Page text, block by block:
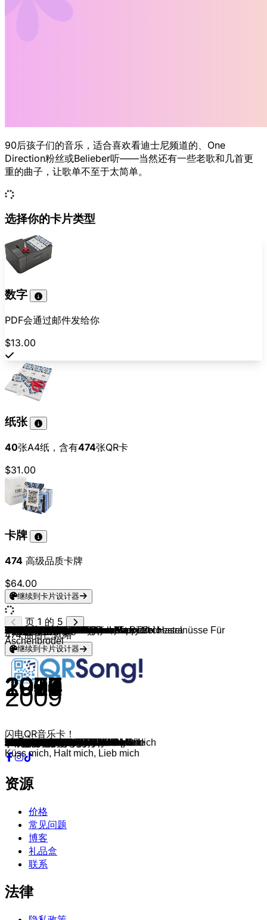
90后孩子们的音乐，适合喜欢看迪士尼频道的、One
Direction粉丝或Belieber听——当然还有一些老歌和几首更
重的曲子，让歌单不至于太简单。
选择你的卡片类型
数字
PDF会通过邮件发给你
$13.00
纸张
40张A4纸，含有474张QR卡
$31.00
卡牌
474 高级品质卡牌
$64.00
继续到卡片设计器
One Direction
2012
More Than This
Kate Bush
1985
Running Up That Hill
Moe Phoenix
2018
Aicha
Montez
2022
Geisterstadt
Gracie Abrams
2024
That’s So True
Taylor Swift
2023
Enchanted
Roy Orbison
1964
Oh, Pretty Woman
Die Prinzen
1993
Alles nur geklaut
Kelly Clarkson
2004
Because of You
Alphaville
1984
Forever Young
Guns N' Roses
1987
Sweet Child O' Mine
Elvis Presley
1961
Can't Help Falling In Love
Eric Prydz
2004
Call On Me
Akon
2005
Lonely
Tones And I
2019
Dance Monkey
Vanilla Ice
1990
Ice Ice Baby
Peter Schilling
1982
Major Tom
House Of Pain
1992
Jump Around
Culture Beat
1993
Mr. Vain
Drafi Deutscher
1965
Marmor, Stein und Eisen bricht
The Everly Brothers
1958
All I Have To Do Is Dream
Aqua
1997
Barbie Girl
O-Zone
2003
Dragostea din tei
Markus
1982
Ich will Spass
Wolfgang Petry
1983
Wahnsinn
Glenn Miller
1939
In the Mood
Reel 2 Real
1993
I Like To Move It
Aaron Zigman
2004
The Notebook
The Clash
1982
Should I Stay or Should I Go
Gaten Matarazzo & Gabriella Pizzolo
2019
Never Ending Story
Don Omar & Lucenzo
2010
Danza Kuduro
Coldplay
2014
A Sky Full of Stars
Ava Max
2018
Sweet but Psycho
Daddy Yankee & Snow
2019
Con Calma
Stromae
2009
Alors On Danse
Enrique Iglesias
2010
I Like It
Howard Carpendale
1979
Nachts, wenn alles schläft...
Wham!
1984
Wake Me Up Before You Go-Go
Mando Diao
2014
Black Saturday
Michael Gray
2004
The Weekend
Barbra Streisand
1980
Woman In Love
The Other Ones
1987
Holiday
Natasha Bedingfield
2007
Soulmate
Dschinghis Khan
1980
Hadschi Halef Omar
Tarkan
1997
Şımarık
Peter Maffay
1983
Nessaja
S Club
1999
Bring It All Back
C & C Music Factory
1990
Gonna Make You Sweat
Rex Gildo
1974
Marie, der letzte Tanz ist nur für dich
Hansi Hinterseer
1999
Winterwunderland
Hansi Hinterseer
2020
Wos eppa dös bedeut
Amy Grant
1991
Baby, Baby
Peggy March
1965
Mit 17 hat man noch Träume
Valerie´s Garten
1992
Nächstes Mal am Ende der Welt
Julio Iglesias
1984
To All the Girls I've Loved Before
Nicole
1992
Dann küss mich doch
Jürgen Marcus
1973
Ein Festival der Liebe
Al Bano And Romina Power
1982
Felicità
Birdy
2016
Keeping Your Head Up
Wencke Myhre
1966
Beiß nicht gleich in jeden Apfel
ABBA
1975
Mamma Mia
Küss Mich Halt Mich Lieb Mich Drei Haselnüsse Für
Aschenbrödel
2009
Küss mich, Halt mich, Lieb mich
Elton John feat. Kiki Dee
1976
Don't Go Breaking My Heart
Backstreet Boys
1997
Everybody
Kylie Minogue
2001
Can't Get You Out of My Head
Erik Silvester
1969
Zucker im Kaffee
Micheal Jackson
1982
Billie Jean
Los Lobos
1987
La Bamba
Apollo 3
2009
Superhelden
One Direction
2013
Story of My Life
Chris Roberts
1970
Ich bin verliebt in die Liebe
Shakira
2005
Hips Don't Lie
The Mamas & The Papas
1966
Monday, Monday
Scatman John
1995
Scatman
DJ BoBo
1996
It's My Life
Baccara
1977
Yes Sir, I Can Boogie
Ricky Martin
1999
Livin' La Vida Loca
The Ronettes
1963
Be My Baby
Coldplay
2008
Viva La Vida
Michael Wendler
2005
Sie liebt den DJ
Marianne Rosenberg
1976
Marleen
Stevie Wonder
1972
You Are The Sunshine Of My Life
Amy Macdonald
2007
This Is The Life
Village People
1979
YMCA
Duncan Laurence
2019
Arcade
Mia Julia
2017
Endlich wieder Malle
H2O feat. Indiana Evans
2006
No Ordinary Girl
Miley Cyrus
2006
The Best of Both Worlds
Bonez MC, RAF Camora, Maxwell
2016
Ohne mein Team
SXTN
2016
Fotzen im Club
The Lonely Island
2010
I Just Had Sex
Bart & Baker
2012
Allez Viens
Max Raabe & Palast Orchester
1930
Veronika, der Lenz ist da
Emeli Sandé & The Bryan Ferry Orchestra
2013
Crazy In Love
Electronic Swing Orchestra
2014
Schlaraffenland
Ben Morfitt (SquidPhysics)
2014
Star Wars
Swing Republic & Karina Kappel
2012
Crazy in Love
Shirley Bassey
1993
Starlight Express
1930s and 1940s Music
1938
I Married An Angel
Marilyn Monroe
1959
I Wanna Be Loved By You
页 1 的 5
474曲目已就绪
继续到卡片设计器
闪电QR音乐卡！
资源
价格
常见问题
博客
礼品盒
联系
法律